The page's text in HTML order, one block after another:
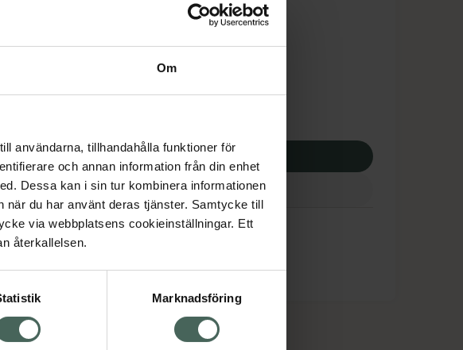
Om
användarna, tillhandahålla funktioner för
och annan information från din enhet
Dessa kan i sin tur kombinera informationen
när du har använt deras tjänster. Samtycke till
via webbplatsens cookieinställningar. Ett
återkallelsen.
Marknadsföring
Pris med recept
344,42 kr
Köp via ditt recept
från Laxiriva
erbjudanden
Om recept och läkemedel